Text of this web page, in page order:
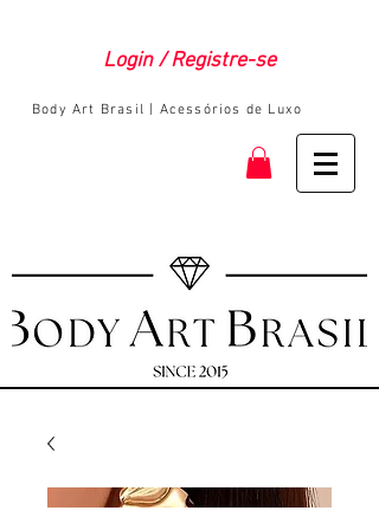
Login / Registre-se
Body Art Brasil | Acessórios de Luxo